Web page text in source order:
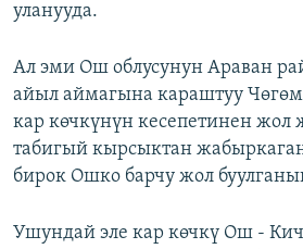
уланууда.
Ал эми Ош облусунун Араван
айыл аймагына караштуу
кар көчкүнүн кесепетинен
табигый кырсыктан
бирок Ошко барчу жол
Ушундай эле кар көчкү Ош -